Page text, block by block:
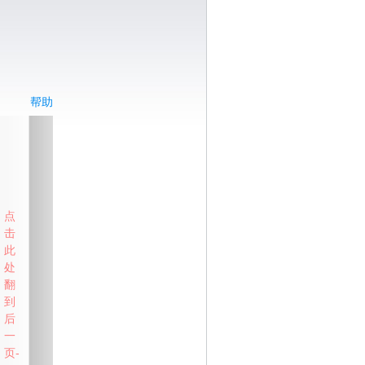
帮助
点
击
此
处
翻
到
后
一
页-